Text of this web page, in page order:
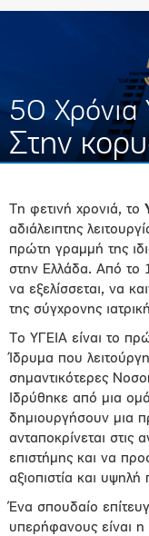
5O Χρόνια
Στην
Τη φετινή χρονιά, το
αδιάλειπτης
πρώτη γραμμή της
στην Ελλάδα. Από το
να εξελίσσεται, να
της σύγχρονης
Το ΥΓΕΙΑ είναι το
Ίδρυμα που
σημαντικότερες
Ιδρύθηκε από μια
δημιουργήσουν μια
ανταποκρίνεται στις
επιστήμης και να
αξιοπιστία και
Ένα σπουδαίο
υπερήφανους είναι